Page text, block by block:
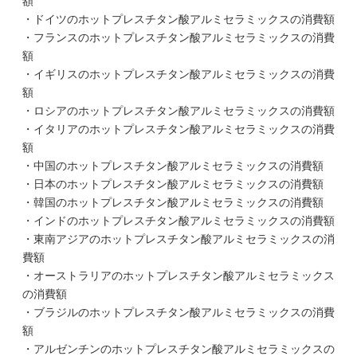
・ドイツのホットプレスチタン酸アルミセラミックスの消費額
・フランスのホットプレスチタン酸アルミセラミックスの消費
額
・イギリスのホットプレスチタン酸アルミセラミックスの消費
額
・ロシアのホットプレスチタン酸アルミセラミックスの消費額
・イタリアのホットプレスチタン酸アルミセラミックスの消費
額
・中国のホットプレスチタン酸アルミセラミックスの消費額
・日本のホットプレスチタン酸アルミセラミックスの消費額
・韓国のホットプレスチタン酸アルミセラミックスの消費額
・インドのホットプレスチタン酸アルミセラミックスの消費額
・東南アジアのホットプレスチタン酸アルミセラミックスの消
費額
・オーストラリアのホットプレスチタン酸アルミセラミックス
の消費額
・ブラジルのホットプレスチタン酸アルミセラミックスの消費
額
・アルゼンチンのホットプレスチタン酸アルミセラミックスの